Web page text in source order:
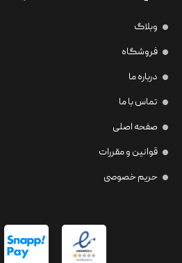
وبلاگ
فروشگاه
درباره ما
تماس با ما
صفحه اصلی
قوانین و مقررات
حریم خصوصی